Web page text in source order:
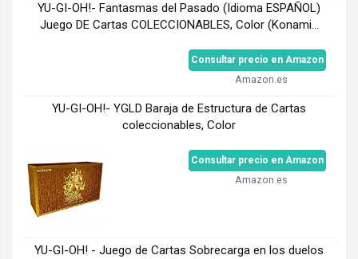
YU-GI-OH!- Fantasmas del Pasado (Idioma ESPAÑOL)
Juego DE Cartas COLECCIONABLES, Color (Konami...
Consultar precio en Amazon
Amazon.es
YU-GI-OH!- YGLD Baraja de Estructura de Cartas
coleccionables, Color
Consultar precio en Amazon
Amazon.es
YU-GI-OH! - Juego de Cartas Sobrecarga en los duelos